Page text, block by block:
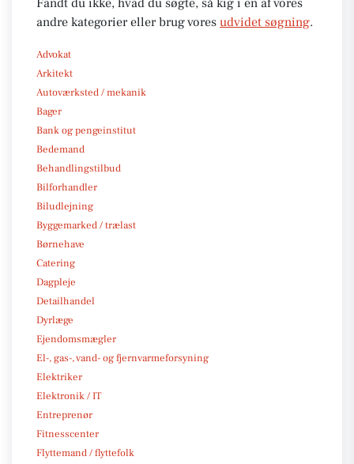
andre kategorier eller brug vores udvidet søgning.
Advokat
Arkitekt
Autoværksted / mekanik
Bager
Bank og pengeinstitut
Bedemand
Behandlingstilbud
Bilforhandler
Biludlejning
Byggemarked / trælast
Børnehave
Catering
Dagpleje
Detailhandel
Dyrlæge
Ejendomsmægler
El-, gas-, vand- og fjernvarmeforsyning
Elektriker
Elektronik / IT
Entreprenør
Fitnesscenter
Flyttemand / flyttefolk